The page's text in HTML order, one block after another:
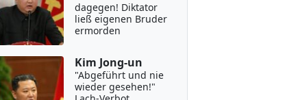
dagegen! Diktator
ließ eigenen Bruder
ermorden
Kim Jong-un
"Abgeführt und nie
wieder gesehen!"